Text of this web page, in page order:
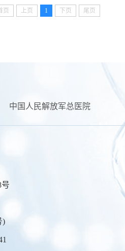
页 上页 1 下页 尾页
中国人民解放军总医院
)